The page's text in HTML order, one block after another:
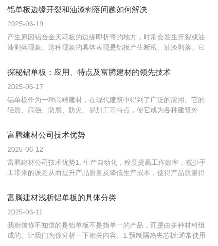
因其有非常多的使用价值及比其他材料优点多的优势。现在为大家
简单的介绍它的几处特点。铝单板在重量方面是非常轻的，但不影
响其质量以...
铝单板边缘开裂和油漆剥落问题如何解决
2025-06-19
产生原因铝合金天花板的边缘即折弯的地方，时常会发生开裂或油
漆剥落现象。这种现象的具体表现是铝板产生断根、油漆剥落。它
氧化。这是加工辊涂板的关键所在，凡是行家在拿到铝合金板后首
先会观察边缘有没有这种状况。这也是产品品质检验的主要指标。
而喷涂板的...
探秘铝单板：应用、特点及富腾建材的领先技术
2025-06-17
铝单板作为一种高端建材，在现代建筑中得到了广泛的应用。它的
轻质、高强、防腐、防火、易加工等特点，使它成为各种建筑外
饰材料相比，铝单板具有更好的防火性能和隔音效果，能有效地保
障建筑的安全性和舒适性。同时，它的表面处理技术也非常多样
化，可以根据设...
富腾建材公司技术优势
2025-06-12
富腾建材公司技术优势1. 生产自动化，程度提高工作效率，减少手
工带来的误差从而提升产品质量及降低生产成本，使得产品质量得
PLC控制系统，保证喷涂均匀、色泽一致，专业的涂料生产车间，
保证涂层持久不变色，耐候性强。3. 先进生产技术和经营管...
富腾建材浅析铝单板的具体分类
2025-06-11
我相信你不知道的是铝单板不是指单一的产品，而是由多种材料组
成的。让我们为你分析一下相关内容。1.预制隔热夹芯板:通常使用